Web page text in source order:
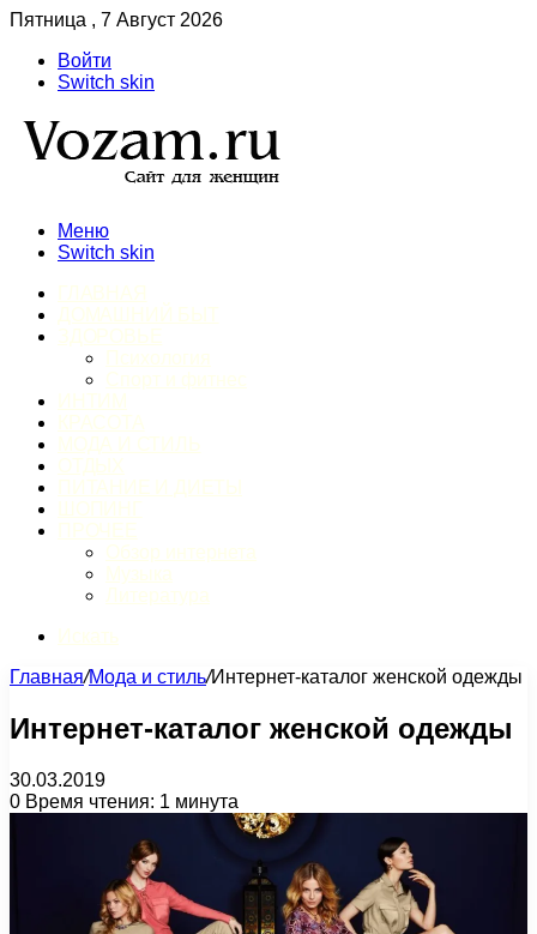
Пятница , 7 Август 2026
Войти
Switch skin
Меню
Switch skin
Главная/Мода и стиль/Интернет-каталог женской одежды
Интернет-каталог женской одежды
30.03.2019
0 Время чтения: 1 минута